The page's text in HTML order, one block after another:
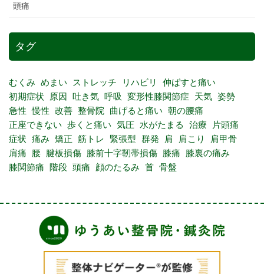
頭痛
タグ
むくみ めまい ストレッチ リハビリ
伸ばすと痛い
初期症状 原因 吐き気 呼吸 変形性膝関節症 天気 姿勢
急性 慢性 改善 整骨院 曲げると痛い 朝の腰痛
正座できない 歩くと痛い 気圧 水がたまる 治療
片頭痛
症状 痛み 矯正 筋トレ 緊張型 群発 肩 肩こり
肩甲骨
肩痛 腰 腱板損傷 膝前十字靭帯損傷 膝痛 膝裏の痛み
膝関節痛 階段 頭痛 顔のたるみ 首 骨盤